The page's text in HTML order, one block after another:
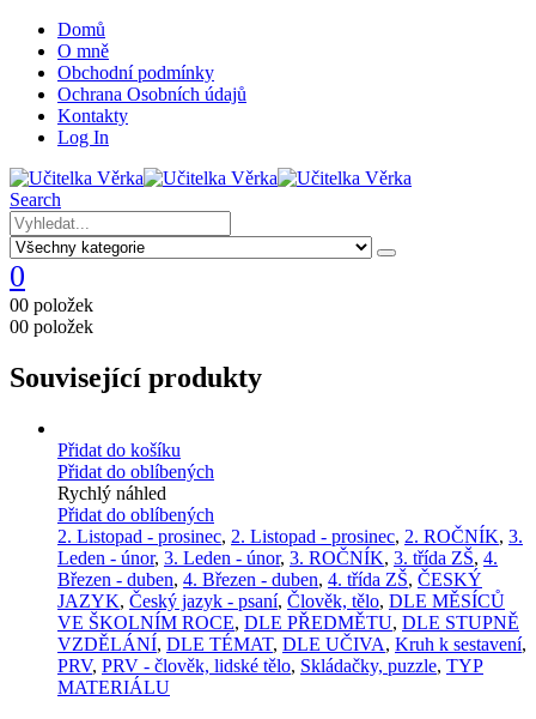
Domů
O mně
Obchodní podmínky
Ochrana Osobních údajů
Kontakty
Log In
Search
0
00 položek
00 položek
Související produkty
Přidat do košíku
Přidat do oblíbených
Rychlý náhled
Přidat do oblíbených
2. Listopad - prosinec, 2. Listopad - prosinec, 2. ROČNÍK, 3.
Leden - únor, 3. Leden - únor, 3. ROČNÍK, 3. třída ZŠ, 4.
Březen - duben, 4. Březen - duben, 4. třída ZŠ, ČESKÝ
JAZYK, Český jazyk - psaní, Člověk, tělo, DLE MĚSÍCŮ
VE ŠKOLNÍM ROCE, DLE PŘEDMĚTU, DLE STUPNĚ
VZDĚLÁNÍ, DLE TÉMAT, DLE UČIVA, Kruh k sestavení,
PRV, PRV - člověk, lidské tělo, Skládačky, puzzle, TYP
MATERIÁLU